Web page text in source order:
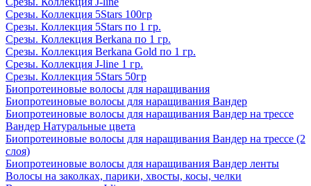
Срезы. Коллекция 5Stars 100гр
Срезы. Коллекция 5Stars по 1 гр.
Срезы. Коллекция Berkana по 1 гр.
Срезы. Коллекция Berkana Gold по 1 гр.
Срезы. Коллекция J-line 1 гр.
Срезы. Коллекция 5Stars 50гр
Биопротеиновые волосы для наращивания
Биопротеиновые волосы для наращивания Вандер
Биопротеиновые волосы для наращивания Вандер на трессе
Вандер Натуральные цвета
Биопротеиновые волосы для наращивания Вандер на трессе (2
слоя)
Биопротеиновые волосы для наращивания Вандер ленты
Волосы на заколках, парики, хвосты, косы, челки